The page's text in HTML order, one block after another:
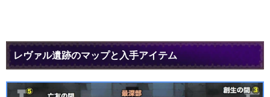
レヴァル遺跡のマップと入手アイテム